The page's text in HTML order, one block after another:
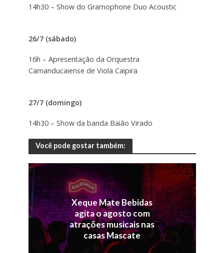
14h30 – Show do Gramophone Duo Acoustic
26/7 (sábado)
16h – Apresentação da Orquestra
Camanducaiense de Viola Caipira
27/7 (domingo)
14h30 – Show da banda Baião Virado
Você pode gostar também:
Xeque Mate Bebidas
agita o agosto com
atrações musicais nas
casas Mascate